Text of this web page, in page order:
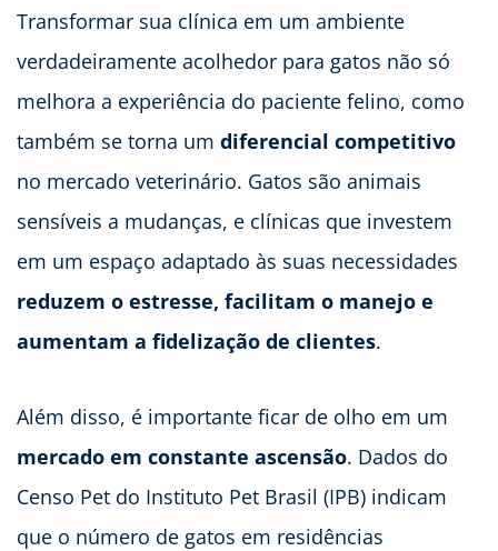
Transformar sua clínica em um ambiente
verdadeiramente acolhedor para gatos não só
melhora a experiência do paciente felino, como
também se torna um diferencial competitivo
no mercado veterinário. Gatos são animais
sensíveis a mudanças, e clínicas que investem
em um espaço adaptado às suas necessidades
reduzem o estresse, facilitam o manejo e
aumentam a fidelização de clientes.
Além disso, é importante ficar de olho em um
mercado em constante ascensão. Dados do
Censo Pet do Instituto Pet Brasil (IPB) indicam
que o número de gatos em residências